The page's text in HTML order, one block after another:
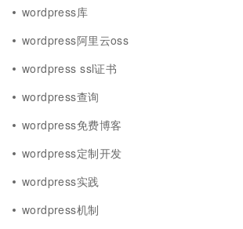
wordpress库
wordpress阿里云oss
wordpress ssl证书
wordpress查询
wordpress免费博客
wordpress定制开发
wordpress实践
wordpress机制